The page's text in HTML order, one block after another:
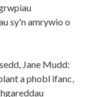
sy'n amrywio o
Jane Mudd:
a phobl ifanc,